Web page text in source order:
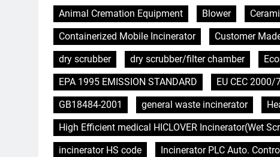
Animal Cremation Equipment
Blower
Containerized Mobile Incinerator
Customer
dry scrubber
dry scrubber/filter chamber
EPA 1995 EMISSION STANDARD
EU CEC 2000/
GB18484-2001
general waste incinerator
High Efficient medical HICLOVER Incinerator(Wet
incinerator HS code
Incinerator PLC Auto.